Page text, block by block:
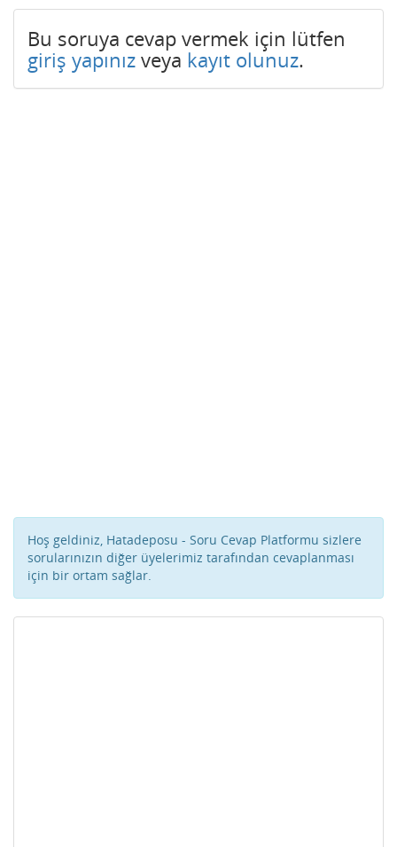
Bu soruya cevap vermek için lütfen
giriş yapınız veya kayıt olunuz.
Hoş geldiniz, Hatadeposu - Soru Cevap Platformu sizlere
sorularınızın diğer üyelerimiz tarafından cevaplanması
için bir ortam sağlar.